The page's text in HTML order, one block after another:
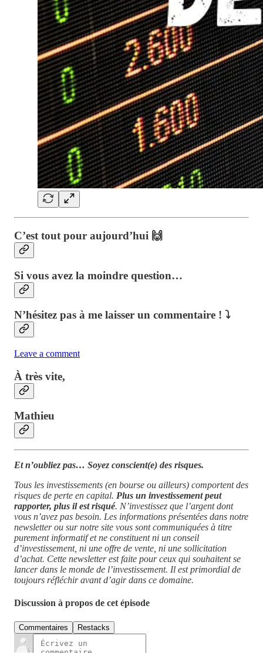
C’est tout pour aujourd’hui 🙌
Si vous avez la moindre question…
N’hésitez pas à me laisser un commentaire ! ⤵️
Leave a comment
À très vite,
Mathieu
Et n’oubliez pas… Soyez conscient(e) des risques.
Tous les investissements (en bourse ou ailleurs) comportent des
risques de perte en capital. Plus un investissement peut
rapporter, plus il est risqué. N’investissez que l’argent dont
vous n’avez pas besoin. Les informations présentées dans notre
newsletter ou sur notre site vous sont communiquées à titre
purement informatif et ne constituent ni un conseil
d’investissement, ni une offre de vente, ni une sollicitation
d’achat. Cette newsletter est faite pour ceux qui souhaitent se
lancer dans le monde de l’investissement. Il est primordial de
toujours réfléchir avant d’agir dans ce domaine.
Discussion à propos de cet épisode
Commentaires Restacks